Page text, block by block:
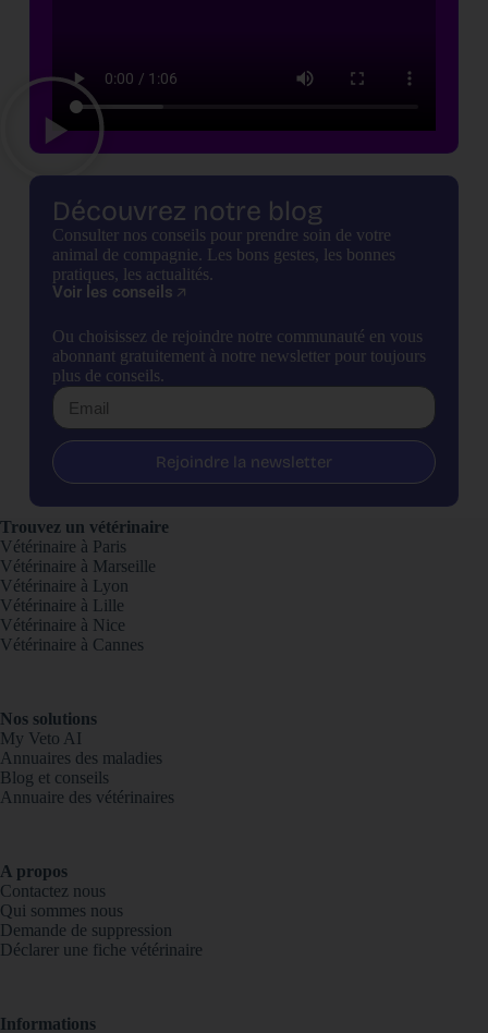
Découvrez notre blog
Consulter nos conseils pour prendre soin de votre
animal de compagnie. Les bons gestes, les bonnes
pratiques, les actualités.
Voir les conseils
Ou choisissez de rejoindre notre communauté en vous
abonnant gratuitement à notre newsletter pour toujours
plus de conseils.
Rejoindre la newsletter
Trouvez un vétérinaire
Vétérinaire à Paris
Vétérinaire à Marseille
Vétérinaire à Lyon
Vétérinaire à Lille
Vétérinaire à Nice
Vétérinaire à Cannes
Nos solutions
My Veto AI
Annuaires des maladies
Blog et conseils
Annuaire des vétérinaires
A propos
Contactez nous
Qui sommes nous
Demande de suppression
Déclarer une fiche vétérinaire
Informations